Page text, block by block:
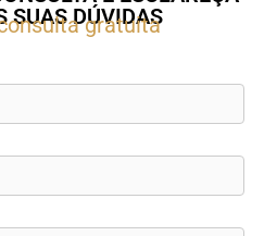
SUAS DÚVIDAS
gratuita